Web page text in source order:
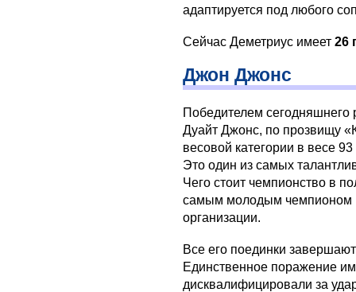
адаптируется под любого
Сейчас Деметриус имеет 26
Джон Джонс
Победителем сегодняшнего
Дуайт Джонс, по прозвищу
весовой категории в весе 93
Это один из самых
Чего стоит чемпионство в
самым молодым чемпионом
организации.
Все его поединки
Единственное поражение
дисквалифицировали за